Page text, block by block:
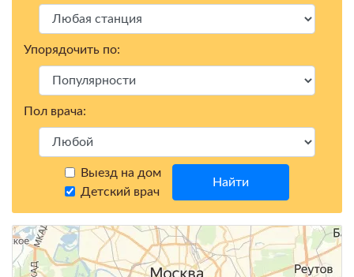
Упорядочить по:
Пол врача:
Выезд на дом
Детский врач
Найти